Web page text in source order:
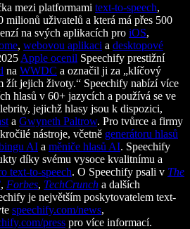
mezi platformami text-to-speech,
milionů uživatelů a která má přes 500
na svých aplikacích pro iOS,
, webovou aplikaci a desktopové
Apple ocenil Speechify prestižní
na WWDC a označil ji za „klíčový
žít jejich životy.“ Speechify nabízí více
hlasů v 60+ jazycích a používá se ve
jejichž hlasy jsou k dispozici,
a Gwyneth Paltrow. Pro tvůrce a firmy
nástroje, včetně generátoru hlasů
AI a měniče hlasů AI. Speechify
díky svému vysoce kvalitnímu a
text-to-speech. O Speechify psali v The
, Forbes, TechCrunch a dalších
je největším poskytovatelem text-
speechify.com/news,
press pro více informací.